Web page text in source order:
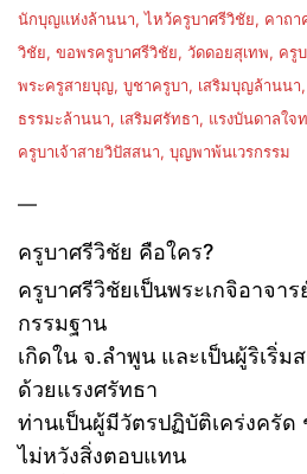
นักบุญแห่งล้านนา, ไหว้ครูบาศรีวิชัย, คาถา
วิชัย, ขอพรครูบาศรีวิชัย, วัดดอยสุเทพ, ครู
พระครูสายบุญ, บูชาครูบา, เสริมบุญล้านนา
ธรรมะล้านนา, เสริมศรัทธา, แรงบันดาลใจ
ครูบาเจ้าสายวิปัสสนา, บุญพาพ้นเวรกรรม
—
ครูบาศรีวิชัย คือใคร?
ครูบาศรีวิชัยเป็นพระเกจิอาจา
กรรมฐาน
เกิดใน จ.ลำพูน และเป็นผู้ริเริ่ม
ด้วยแรงศรัทธา
ท่านเป็นผู้มีวัตรปฏิบัติเคร่งครัด
ไม่หวังสิ่งตอบแทน